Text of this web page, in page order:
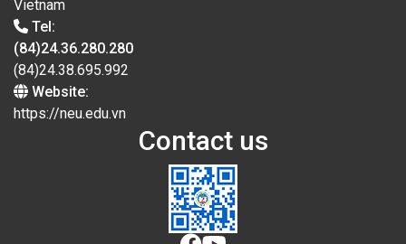
Vietnam
Tel:
(84)24.36.280.280
(84)24.38.695.992
Website:
https://neu.edu.vn
Contact us